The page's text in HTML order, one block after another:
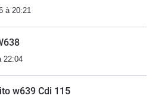
à 20:21
22:04
w639 Cdi 115